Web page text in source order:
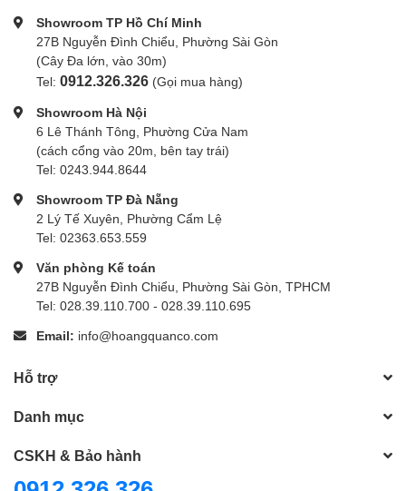
Showroom TP Hồ Chí Minh
27B Nguyễn Đình Chiểu, Phường Sài Gòn
(Cây Đa lớn, vào 30m)
Tel: 0912.326.326 (Gọi mua hàng)
Showroom Hà Nội
6 Lê Thánh Tông, Phường Cửa Nam
(cách cổng vào 20m, bên tay trái)
Tel: 0243.944.8644
Showroom TP Đà Nẵng
2 Lý Tế Xuyên, Phường Cẩm Lệ
Tel: 02363.653.559
Văn phòng Kế toán
27B Nguyễn Đình Chiểu, Phường Sài Gòn, TPHCM
Tel: 028.39.110.700 - 028.39.110.695
Email: info@hoangquanco.com
Hỗ trợ
Danh mục
CSKH & Bảo hành